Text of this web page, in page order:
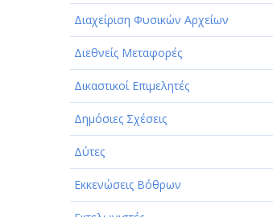
Διαχείριση Φυσικών Αρχείων
Διεθνείς Μεταφορές
Δικαστικοί Επιμελητές
Δημόσιες Σχέσεις
Δύτες
Εκκενώσεις Βόθρων